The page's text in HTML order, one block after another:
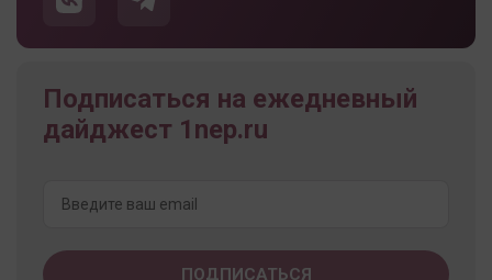
Подписаться на ежедневный
дайджест 1nep.ru